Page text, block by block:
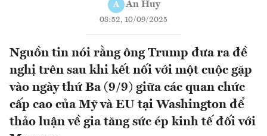
A An Huy
08:52, 10/09/2025
Nguồn tin nói rằng ông Trump đưa ra đề
nghị trên sau khi kết nối với một cuộc gặp
vào ngày thứ Ba (9/9) giữa các quan chức
cấp cao của Mỹ và EU tại Washington để
thảo luận về gia tăng sức ép kinh tế đối với